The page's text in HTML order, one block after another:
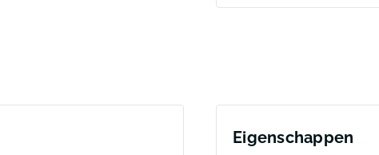
Eigenschappen